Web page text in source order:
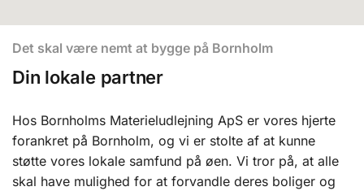
Det skal være nemt at bygge på Bornholm
Din lokale partner
Hos Bornholms Materieludlejning ApS er vores hjerte
forankret på Bornholm, og vi er stolte af at kunne
støtte vores lokale samfund på øen. Vi tror på, at alle
skal have mulighed for at forvandle deres boliger og